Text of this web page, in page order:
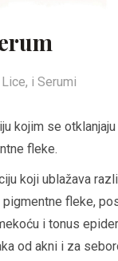
i Serumi
kojim se
fleke.
koji ublažava
fleke,
i tonus
od akni i za